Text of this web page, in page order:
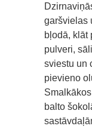
garšvielas
bļodā, klāt
pulveri,
sviestu un
pievieno
balto